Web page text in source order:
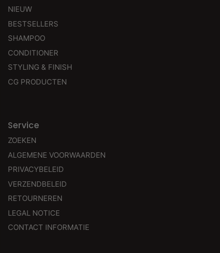
NIEUW
BESTSELLERS
SHAMPOO
CONDITIONER
STYLING & FINISH
CG PRODUCTEN
Service
ZOEKEN
ALGEMENE VOORWAARDEN
PRIVACYBELEID
VERZENDBELEID
RETOURNEREN
LEGAL NOTICE
CONTACT INFORMATIE